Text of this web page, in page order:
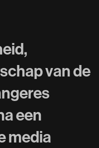
van de
een
media